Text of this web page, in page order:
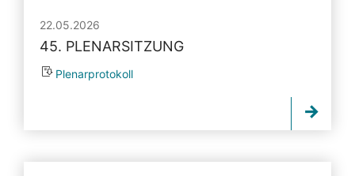
22.05.2026
45. PLENARSITZUNG
Plenarprotokoll